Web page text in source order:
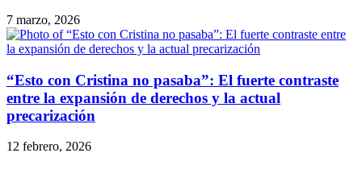
7 marzo, 2026
“Esto con Cristina no pasaba”: El fuerte contraste
entre la expansión de derechos y la actual
precarización
12 febrero, 2026